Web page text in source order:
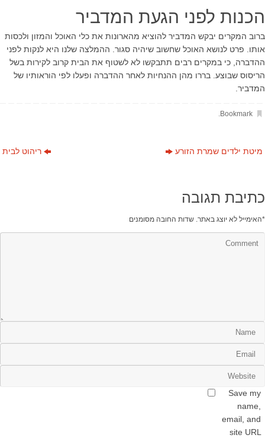
הכנות לפני הגעת המדביר
ברוב המקרים יבקש המדביר להוציא מהארונות את כלי האוכל והמזון ולכסות
אותו. פרט לנושא האוכל שחשוב שיהיה סגור. ההמלצה שלנו היא לנקות לפני
ההדברה, כי במקרים רבים תתבקשו לא לשטוף את הבית קרוב לקירות בשל
הריסוס שבוצע. בררו מהן ההנחיות לאחר ההדברה ופעלו לפי הוראותיו של
המדביר.
Bookmark
.
ריהוט לבית מיטת ילדים שמרת הזורע
כתיבת תגובה
האימייל לא יוצג באתר. שדות החובה מסומנים *
Save my
name,
email, and
site URL